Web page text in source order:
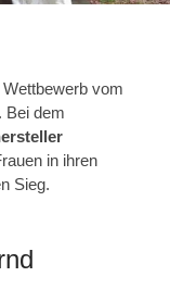
vom
. Bei dem
in ihren
Sieg.